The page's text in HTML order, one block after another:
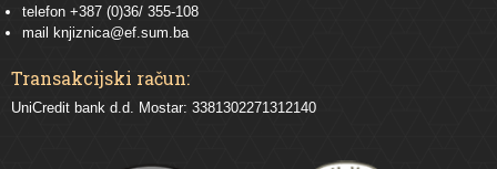
telefon +387 (0)36/ 355-108
mail
knjiznica@ef.sum.ba
Transakcijski račun:
UniCredit bank d.d. Mostar: 3381302271312140